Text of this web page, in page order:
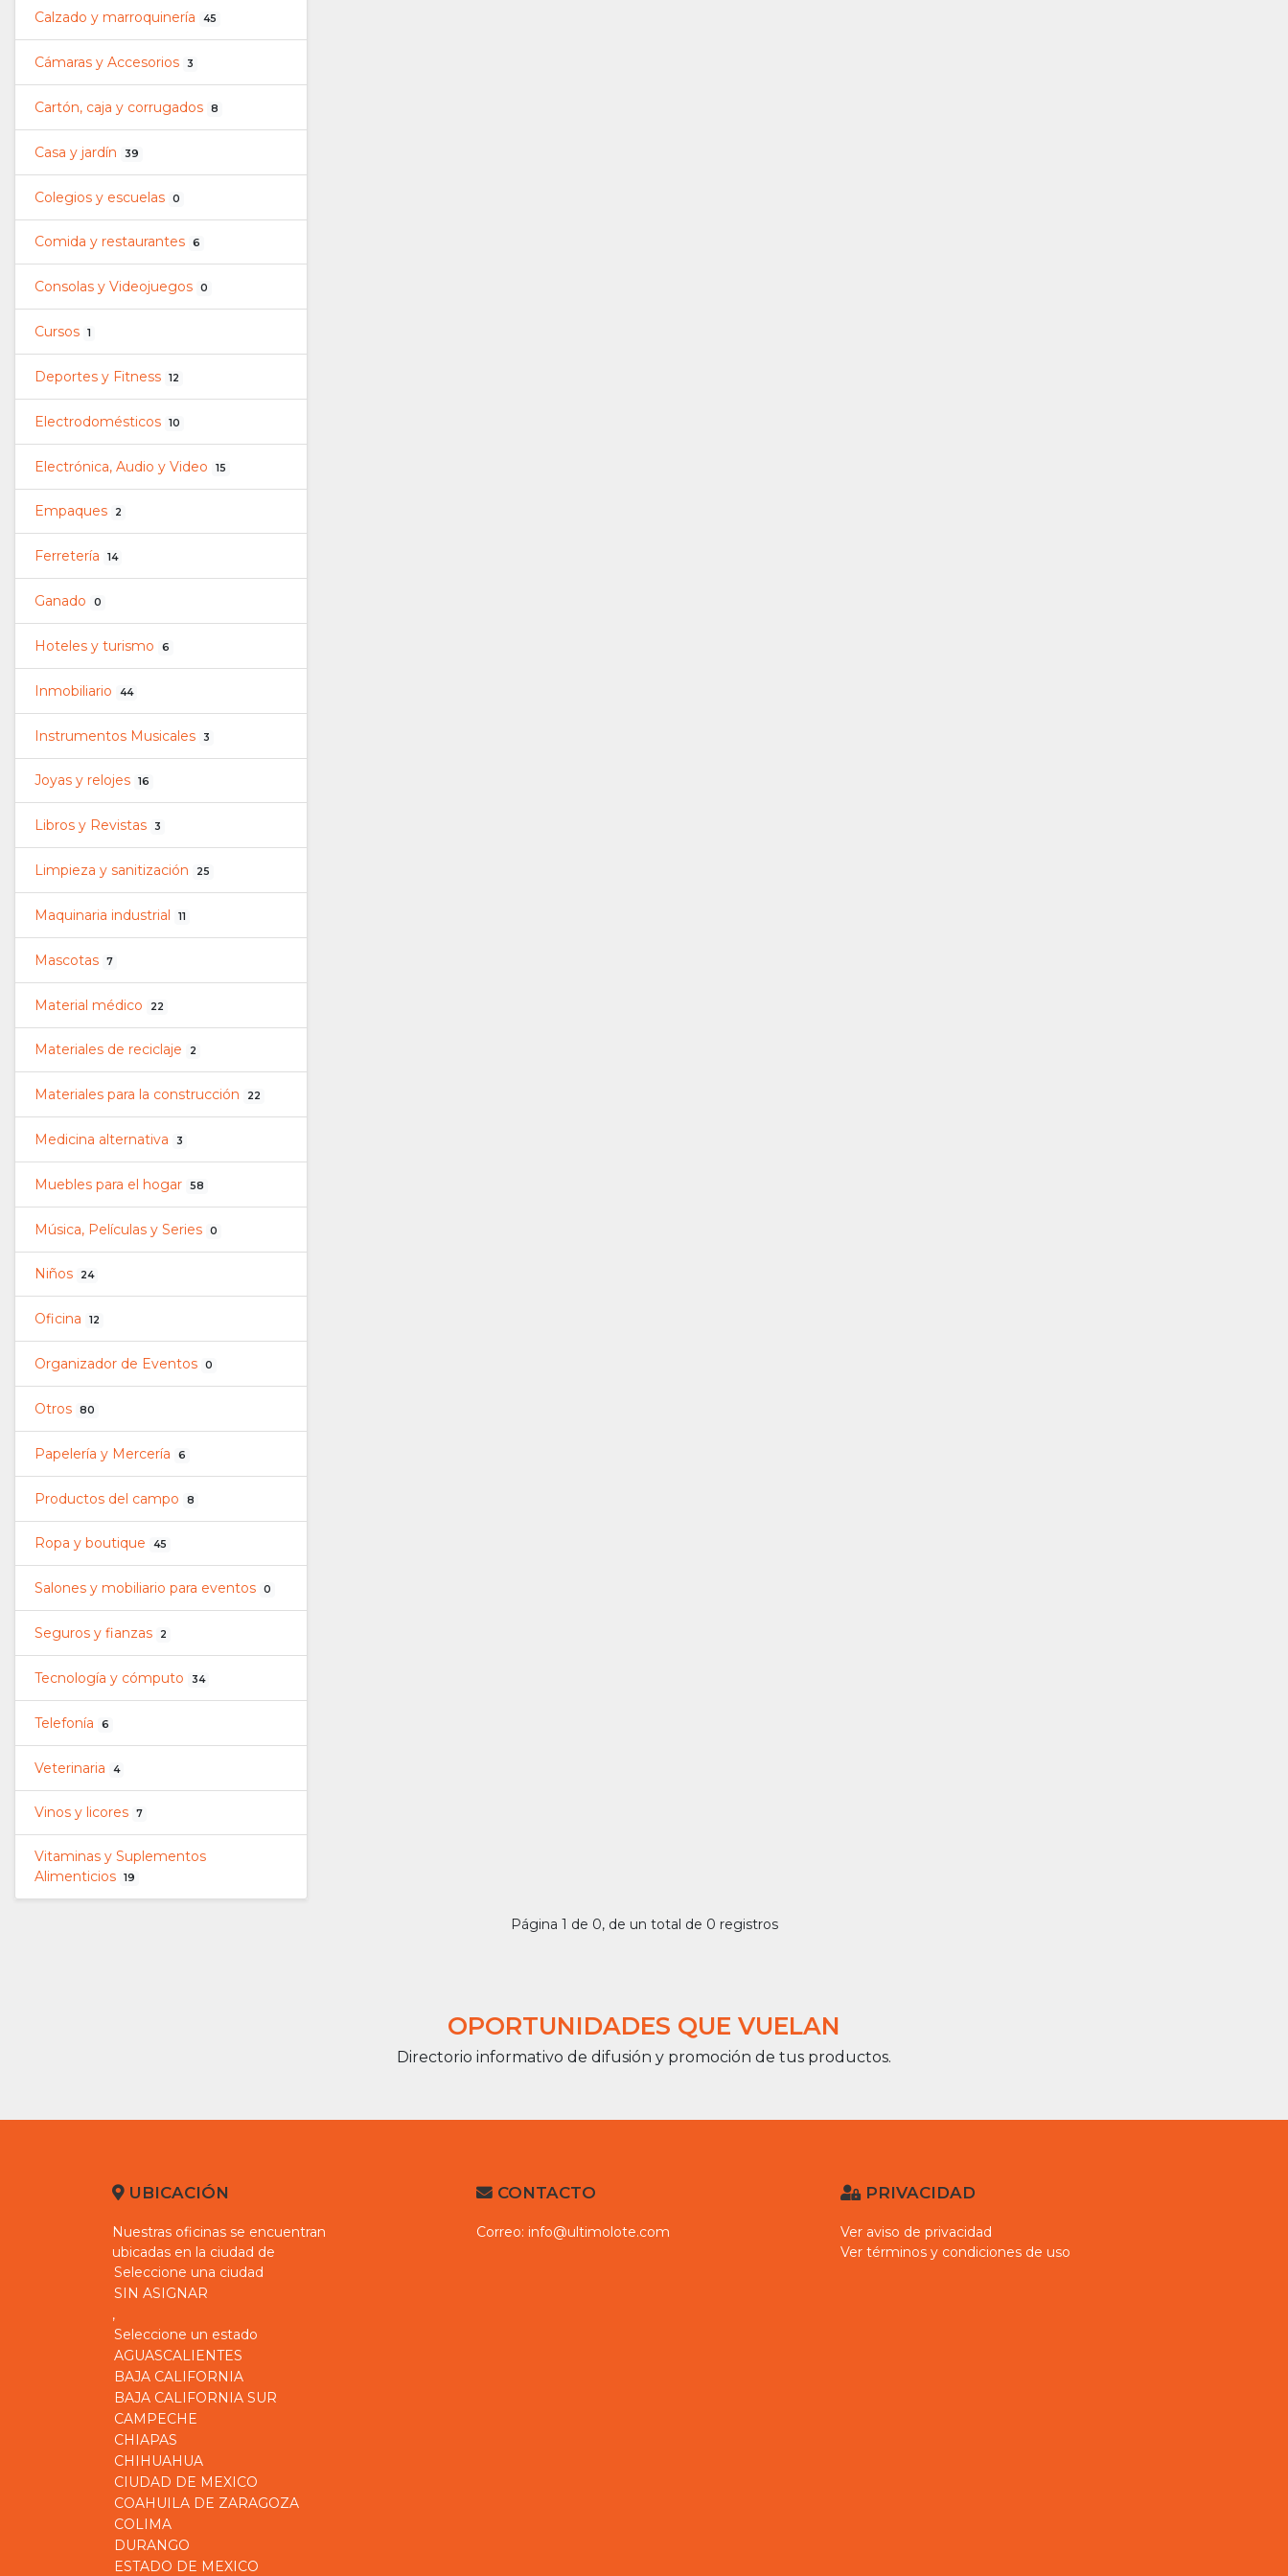
Calzado y marroquinería 45
Cámaras y Accesorios 3
Cartón, caja y corrugados 8
Casa y jardín 39
Colegios y escuelas 0
Comida y restaurantes 6
Consolas y Videojuegos 0
Cursos 1
Deportes y Fitness 12
Electrodomésticos 10
Electrónica, Audio y Video 15
Empaques 2
Ferretería 14
Ganado 0
Hoteles y turismo 6
Inmobiliario 44
Instrumentos Musicales 3
Joyas y relojes 16
Libros y Revistas 3
Limpieza y sanitización 25
Maquinaria industrial 11
Mascotas 7
Material médico 22
Materiales de reciclaje 2
Materiales para la construcción 22
Medicina alternativa 3
Muebles para el hogar 58
Música, Películas y Series 0
Niños 24
Oficina 12
Organizador de Eventos 0
Otros 80
Papelería y Mercería 6
Productos del campo 8
Ropa y boutique 45
Salones y mobiliario para eventos 0
Seguros y fianzas 2
Tecnología y cómputo 34
Telefonía 6
Veterinaria 4
Vinos y licores 7
Vitaminas y Suplementos
Alimenticios
19
Página 1 de 0, de un total de 0 registros
OPORTUNIDADES QUE VUELAN
Directorio informativo de difusión y promoción de tus productos.
UBICACIÓN
Nuestras oficinas se encuentran
ubicadas en la ciudad de
,
CONTACTO
Correo: info@ultimolote.com
PRIVACIDAD
Ver aviso de privacidad
Ver términos y condiciones de uso